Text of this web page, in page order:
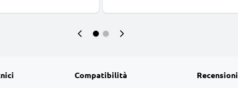
Compatibilità Recensioni